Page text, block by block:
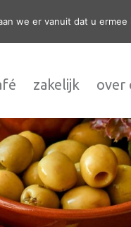
zakelijk over
we er vanuit dat u ermee